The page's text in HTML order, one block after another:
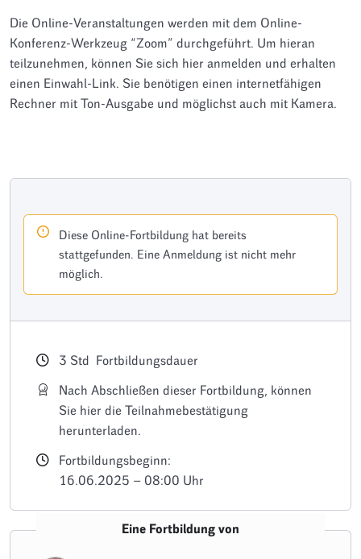
Die Online-Veranstaltungen werden mit dem Online-
Konferenz-Werkzeug “Zoom” durchgeführt. Um hieran
teilzunehmen, können Sie sich hier anmelden und erhalten
einen Einwahl-Link. Sie benötigen einen internetfähigen
Rechner mit Ton-Ausgabe und möglichst auch mit Kamera.
Diese Online-Fortbildung hat bereits
stattgefunden. Eine Anmeldung ist nicht mehr
möglich.
3 Std Fortbildungsdauer
Nach Abschließen dieser Fortbildung, können
Sie hier die Teilnahmebestätigung
herunterladen.
Fortbildungsbeginn:
16.06.2025 – 08:00 Uhr
Eine Fortbildung von